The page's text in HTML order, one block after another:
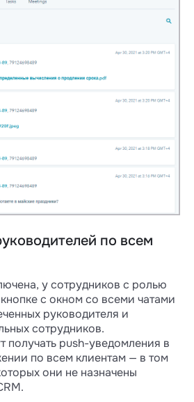
по всем
у сотрудников с ролью
с окном со всеми чатами
руководителя и
сотрудников.
получать push-уведомления в
по всем клиентам — в том
они не назначены